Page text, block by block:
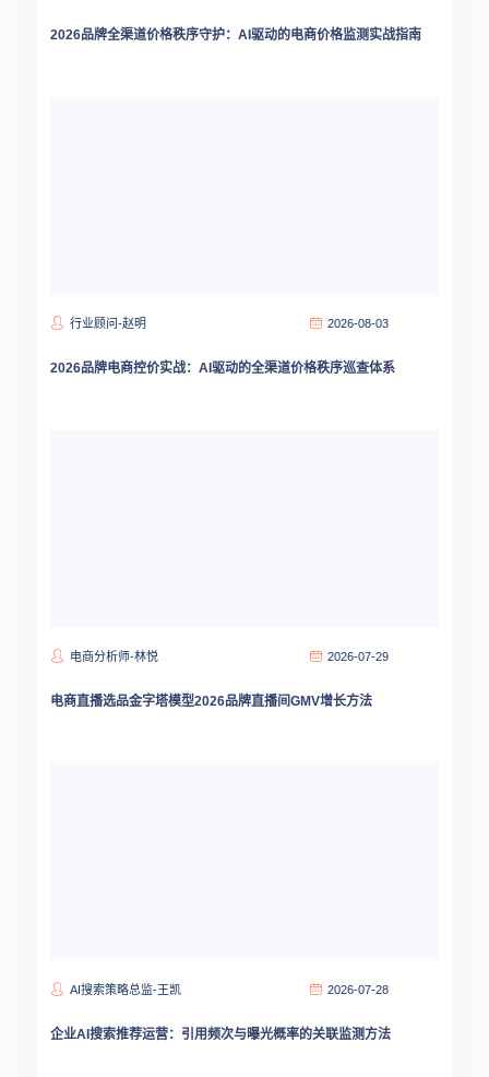
2026品牌全渠道价格秩序守护：AI驱动的电商价格监测实战指南
行业顾问-赵明 2026-08-03
2026品牌电商控价实战：AI驱动的全渠道价格秩序巡查体系
电商分析师-林悦 2026-07-29
电商直播选品金字塔模型2026品牌直播间GMV增长方法
AI搜索策略总监-王凯 2026-07-28
企业AI搜索推荐运营：引用频次与曝光概率的关联监测方法